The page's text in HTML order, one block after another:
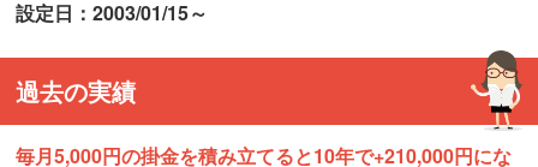
設定日：2003/01/15～
過去の実績
毎月5,000円の掛金を積み立てると10年で+210,000円にな